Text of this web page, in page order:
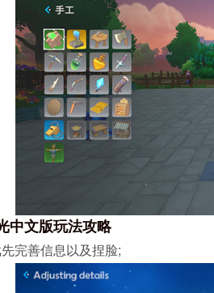
中文版玩法攻略
完善信息以及捏脸;